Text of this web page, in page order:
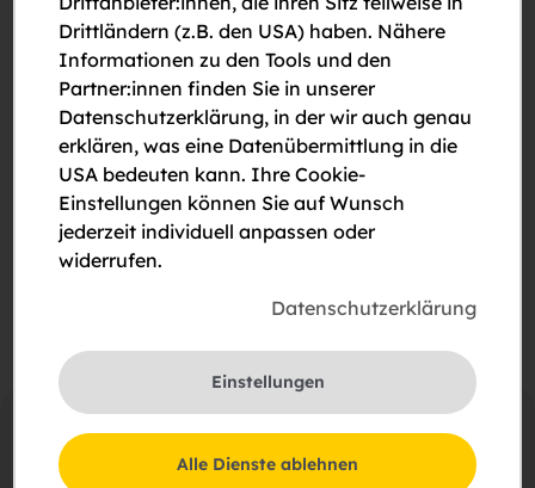
Bitte um Rückruf
Bitte um eine Besichtigung
Ich stimme der Erklärung zum
Drittländern (z.B. den USA) haben. Nähere
Informationen zu den Tools und den
Partner:innen finden Sie in unserer
Datenschutzerklärung, in der wir auch genau
erklären, was eine Datenübermittlung in die
USA bedeuten kann. Ihre Cookie-
Einstellungen können Sie auf Wunsch
jederzeit individuell anpassen oder
widerrufen.
Datenschutzerklärung
Einstellungen
Alle Dienste ablehnen